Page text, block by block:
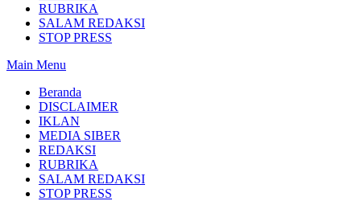
RUBRIKA
SALAM REDAKSI
STOP PRESS
Main Menu
Beranda
DISCLAIMER
IKLAN
MEDIA SIBER
REDAKSI
RUBRIKA
SALAM REDAKSI
STOP PRESS